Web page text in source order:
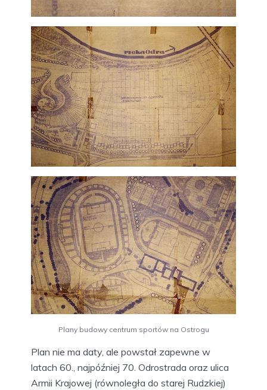
Plany budowy centrum sportów na Ostrogu
Plan nie ma daty, ale powstał zapewne w
latach 60., najpóźniej 70. Odrostrada oraz ulica
Armii Krajowej (równoległa do starej Rudzkiej)